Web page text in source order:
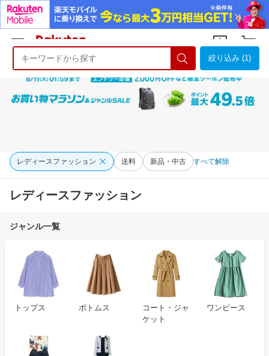
ようこそ 楽天市場へ ログイン
絞り込み (1)
レディースファッション 送料 新品・中古 すべて解除
レディースファッション
ジャンル一覧
トップス ボトムス
コート・ジャ
ケット
ワンピース